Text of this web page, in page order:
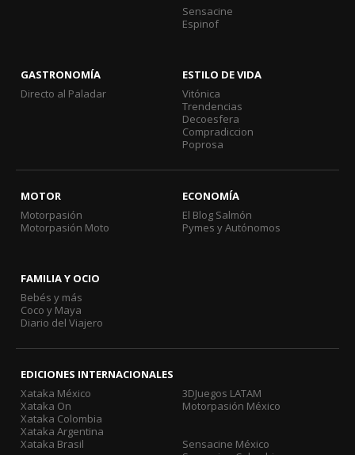
Sensacine
Espinof
GASTRONOMÍA
Directo al Paladar
ESTILO DE VIDA
Vitónica
Trendencias
Decoesfera
Compradiccion
Poprosa
MOTOR
Motorpasión
Motorpasión Moto
ECONOMÍA
El Blog Salmón
Pymes y Autónomos
FAMILIA Y OCIO
Bebés y más
Coco y Maya
Diario del Viajero
EDICIONES INTERNACIONALES
Xataka México
Xataka On
Xataka Colombia
Xataka Argentina
Xataka Brasil
3DJuegos LATAM
Motorpasión México
Sensacine México